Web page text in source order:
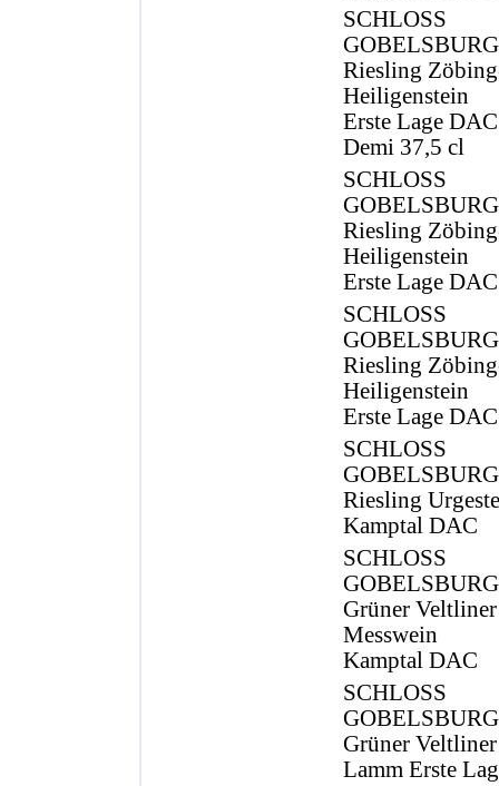
SCHLOSS
GOBELSBURG
Riesling
Heiligenstein
Erste Lage DAC
Demi 37,5 cl
SCHLOSS
GOBELSBURG
Riesling
Heiligenstein
Erste Lage DAC
SCHLOSS
GOBELSBURG
Riesling
Heiligenstein
Erste Lage DAC
SCHLOSS
GOBELSBURG
Riesling
Kamptal DAC
SCHLOSS
GOBELSBURG
Grüner Veltliner
Messwein
Kamptal DAC
SCHLOSS
GOBELSBURG
Grüner Veltliner
Lamm Erste